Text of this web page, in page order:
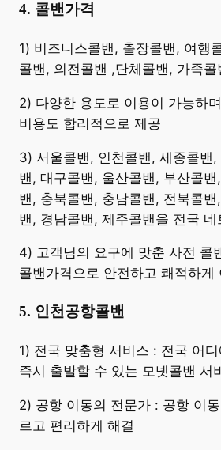
4. 콜밴가격
​1) 비즈니스콜밴, 출장콜밴, 여행
콜밴, 의전콜밴 ,단체콜밴, 가족
2) 다양한 용도로 이용이 가능하
비용도 합리적으로 제공
3) 서울콜밴, 인천콜밴, 세종콜밴
밴, 대구콜밴, 울산콜밴, 부산콜
밴, 충북콜밴, 충남콜밴, 전북콜
밴, 경남콜밴, 제주콜밴을 전국 네
4) 고객님의 요구에 맞춘 사전 콜
콜밴가격으로 안전하고 쾌적하게
5. 인천공항콜밴
​1) 전국 맞춤형 서비스 : 전국 어
즉시 출발할 수 있는 모넷콜밴 서
2) 공항 이동의 전문가 : 공항 이
르고 편리하게 해결